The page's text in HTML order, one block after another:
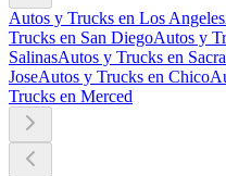
Autos y Trucks en Los Angeles
Trucks en San DiegoAutos y
SalinasAutos y Trucks en
JoseAutos y Trucks en Chico
Trucks en Merced